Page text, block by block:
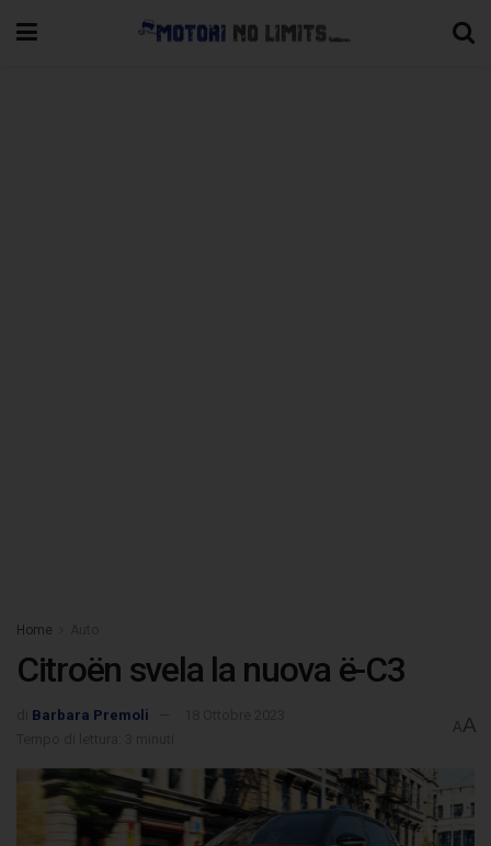
Home
Citroën svela la nuova ë-C3
Barbara Premoli
AA